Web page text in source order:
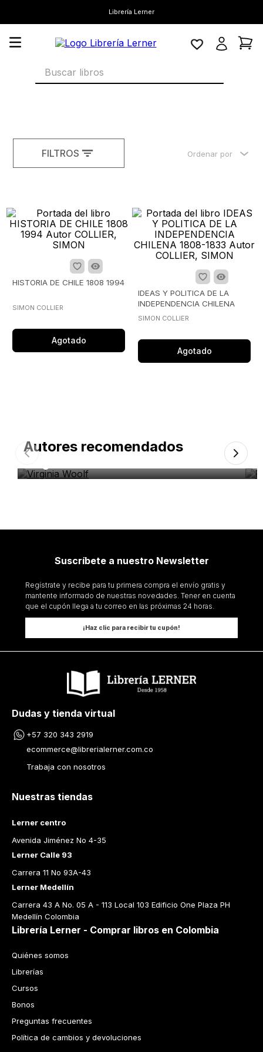
Librería Lerner
Buscar libros
FILTROS Ordenar por
HISTORIA DE CHILE 1808 1994
SIMON COLLIER
Agotado
IDEAS Y POLITICA DE LA
INDEPENDENCIA CHILENA
1808-1833
SIMON COLLIER
Agotado
Autores recomendados
Suscríbete a nuestro Newsletter
Regístrate y recibe para tu primera compra el envío gratis y
mantente informado de nuestras novedades. Tener en cuenta
que el cupón llega a tu correo en las próximas 24 horas.
¡Haz clic para recibir tu cupón!
Dudas y tienda virtual
+57 320 343 2919
ecommerce@librerialerner.com.co
Trabaja con nosotros
Nuestras tiendas
Lerner centro
Avenida Jiménez No 4-35
Lerner Calle 93
Carrera 11 No 93A-43
Lerner Medellín
Carrera 43 A No. 05 A - 113 Local 103 Edificio One Plaza PH
Medellín Colombia
Librería Lerner - Comprar libros en Colombia
Quiénes somos
Librerías
Cursos
Bonos
Preguntas frecuentes
Política de cambios y devoluciones